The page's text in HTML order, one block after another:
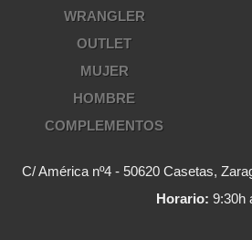
WRANGLER
OUTLET
MUJER
HOMBRE
COMPLEMENTOS
C/ América nº4 - 50620 Casetas,
Horario: 9:30h